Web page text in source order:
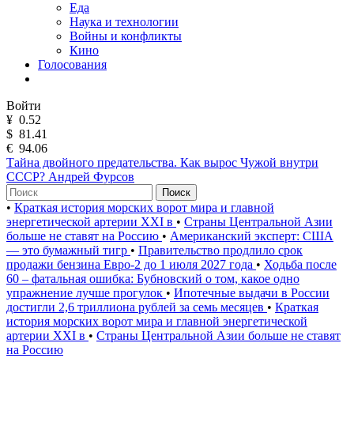
Еда
Наука и технологии
Войны и конфликты
Кино
Голосования
Войти
¥ 0.52
$ 81.41
€ 94.06
Тайна двойного предательства. Как вырос Чужой внутри
СССР? Андрей Фурсов
Поиск
• Краткая история морских ворот мира и главной
энергетической артерии XXI в • Страны Центральной Азии
больше не ставят на Россию • Американский эксперт: США
— это бумажный тигр • Правительство продлило срок
продажи бензина Евро-2 до 1 июля 2027 года • Ходьба после
60 – фатальная ошибка: Бубновский о том, какое одно
упражнение лучше прогулок • Ипотечные выдачи в России
достигли 2,6 триллиона рублей за семь месяцев • Краткая
история морских ворот мира и главной энергетической
артерии XXI в • Страны Центральной Азии больше не ставят
на Россию